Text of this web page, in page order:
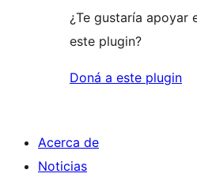
¿Te gustaría apoyar
este plugin?
Doná a este plugin
Acerca de
Noticias